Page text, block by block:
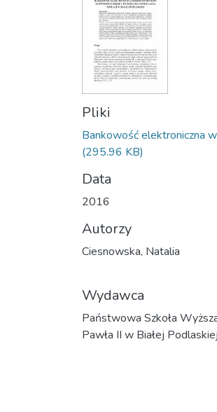
Pliki
Bankowość elektroniczna
(295.96 KB)
Data
2016
Autorzy
Ciesnowska, Natalia
Wydawca
Państwowa Szkoła
Pawła II w Białej Podlaskiej